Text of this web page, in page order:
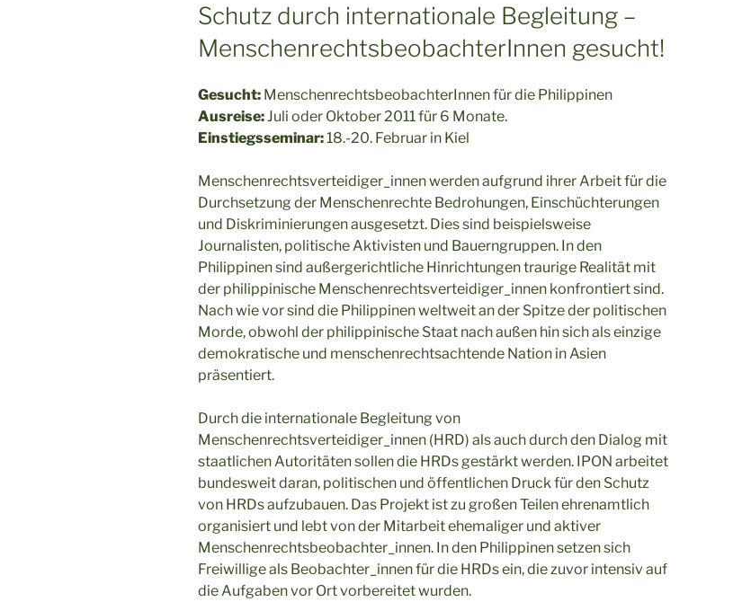
Schutz durch internationale Begleitung –
MenschenrechtsbeobachterInnen gesucht!
Gesucht: MenschenrechtsbeobachterInnen für die Philippinen
Ausreise:Juli oder Oktober 2011 für 6 Monate.
Einstiegsseminar:18.-20. Februar in Kiel
Menschenrechtsverteidiger_innen werden aufgrund ihrer Arbeit für die
Durchsetzung der Menschenrechte Bedrohungen, Einschüchterungen
und Diskriminierungen ausgesetzt. Dies sind beispielsweise
Journalisten, politische Aktivisten und Bauerngruppen. In den
Philippinen sind außergerichtliche Hinrichtungen traurige Realität mit
der philippinische Menschenrechtsverteidiger_innen konfrontiert sind.
Nach wie vor sind die Philippinen weltweit an der Spitze der politischen
Morde, obwohl der philippinische Staat nach außen hin sich als einzige
demokratische und menschenrechtsachtende Nation in Asien
präsentiert.
Durch die internationale Begleitung von
Menschenrechtsverteidiger_innen (HRD) als auch durch den Dialog mit
staatlichen Autoritäten sollen die HRDs gestärkt werden. IPON arbeitet
bundesweit daran, politischen und öffentlichen Druck für den Schutz
von HRDs aufzubauen. Das Projekt ist zu großen Teilen ehrenamtlich
organisiert und lebt von der Mitarbeit ehemaliger und aktiver
Menschenrechtsbeobachter_innen. In den Philippinen setzen sich
Freiwillige als Beobachter_innen für die HRDs ein, die zuvor intensiv auf
die Aufgaben vor Ort vorbereitet wurden.